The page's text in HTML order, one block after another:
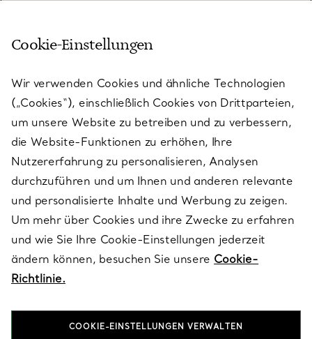
Sie dieses Formular
KUNDENSERVICE
SERVICES
ÜBER TIFFANY & CO.
RECHTLICHE HINWEISE
FOLGEN SIE UNS
Cookie-Einstellungen
Wir verwenden Cookies und ähnliche Technologien
(„Cookies“), einschließlich Cookies von Drittparteien,
um unsere Website zu betreiben und zu verbessern,
die Website-Funktionen zu erhöhen, Ihre
Nutzererfahrung zu personalisieren, Analysen
durchzuführen und um Ihnen und anderen relevante
und personalisierte Inhalte und Werbung zu zeigen.
Um mehr über Cookies und ihre Zwecke zu erfahren
und wie Sie Ihre Cookie-Einstellungen jederzeit
ändern können, besuchen Sie unsere Cookie-
Richtlinie.
COOKIE-EINSTELLUNGEN VERWALTEN